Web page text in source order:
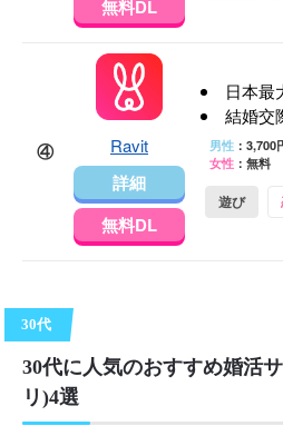
無料DL
④ Ravit
詳細
無料DL
日本最
結婚交
男性：3,700
女性：無料
遊び
30代
30代に人気のおすすめ婚活
リ)4選